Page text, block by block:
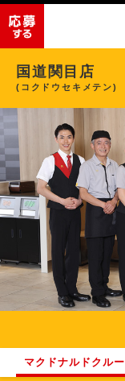
国道関目店
(コクドウセキメテン)
マクドナルドクルー